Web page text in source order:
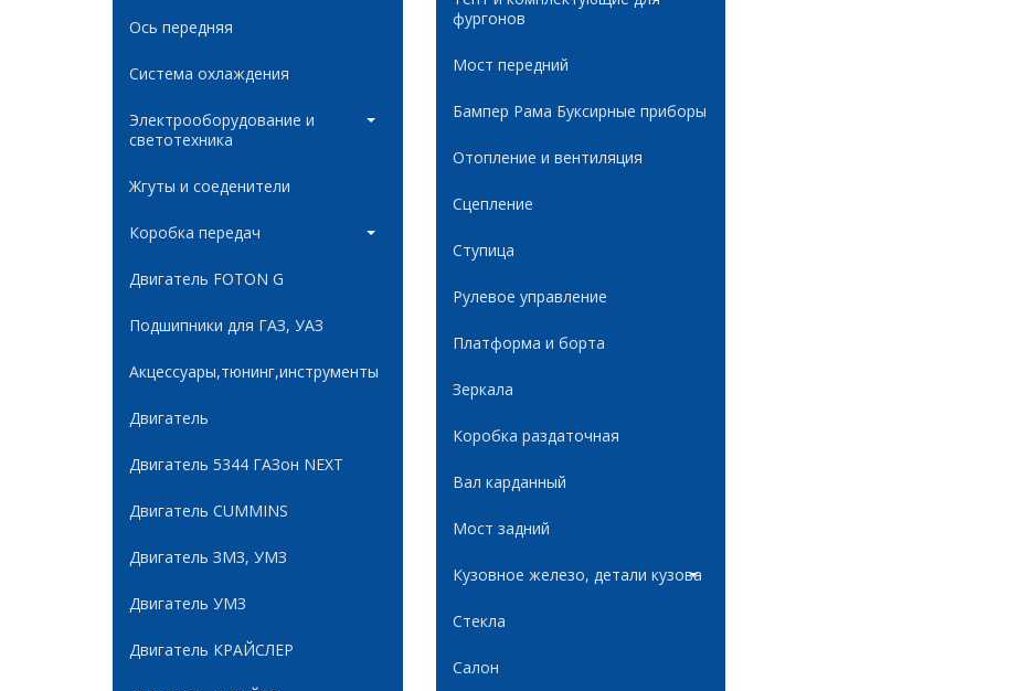
Ось передняя
Система охлаждения
Электрооборудование и
светотехника
Жгуты и соеденители
Коробка передач
Двигатель FOTON G
Подшипники для ГАЗ, УАЗ
Акцессуары,тюнинг,инструменты
Двигатель
Двигатель 5344 ГАЗон NEXT
Двигатель CUMMINS
Двигатель ЗМЗ, УМЗ
Двигатель УМЗ
Двигатель КРАЙСЛЕР
фургонов
Мост передний
Бампер Рама Буксирные приборы
Отопление и вентиляция
Сцепление
Ступица
Рулевое управление
Платформа и борта
Зеркала
Коробка раздаточная
Вал карданный
Мост задний
Кузовное железо, детали кузова
Стекла
Салон